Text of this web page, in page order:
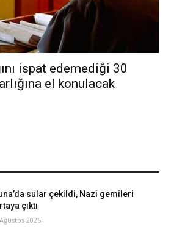
ispat edemediği 30
el konulacak
sular çekildi, Nazi gemileri
çıktı
2026